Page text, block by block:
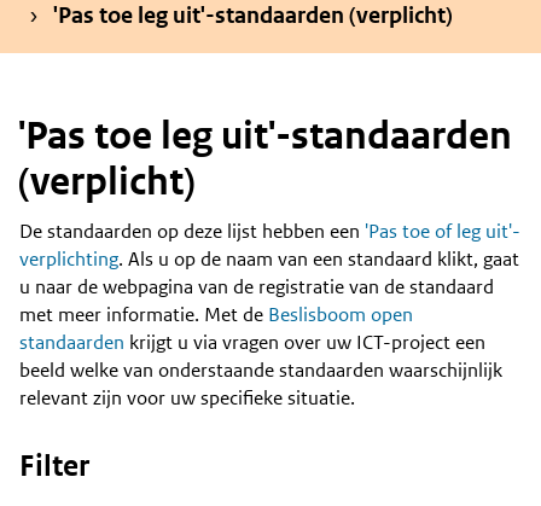
'Pas toe leg uit'-standaarden (verplicht)
'Pas toe leg uit'-standaarden
(verplicht)
Content
De standaarden op deze lijst hebben een 'Pas toe of leg uit'-
verplichting. Als u op de naam van een standaard klikt, gaat
u naar de webpagina van de registratie van de standaard
met meer informatie. Met de Beslisboom open
standaarden krijgt u via vragen over uw ICT-project een
beeld welke van onderstaande standaarden waarschijnlijk
relevant zijn voor uw specifieke situatie.
Filter